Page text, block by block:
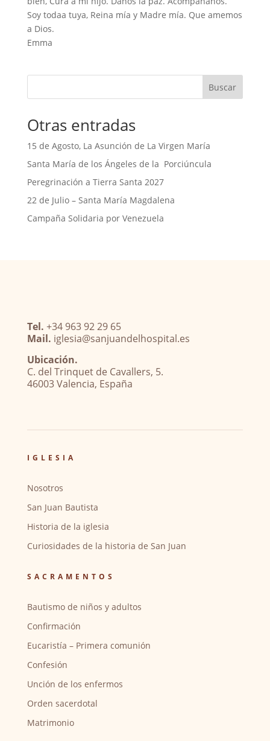
Soy todaa tuya, Reina mía y Madre mía. Que amemos
a Dios.
Emma
Buscar
Otras entradas
15 de Agosto, La Asunción de La Virgen María
Santa María de los Ángeles de la Porciúncula
Peregrinación a Tierra Santa 2027
22 de Julio – Santa María Magdalena
Campaña Solidaria por Venezuela
Tel. +34 963 92 29 65
Mail. iglesia@sanjuandelhospital.es
Ubicación.
C. del Trinquet de Cavallers, 5.
46003 Valencia, España
IGLESIA
Nosotros
San Juan Bautista
Historia de la iglesia
Curiosidades de la historia de San Juan
SACRAMENTOS
Bautismo de niños y adultos
Confirmación
Eucaristía – Primera comunión
Confesión
Unción de los enfermos
Orden sacerdotal
Matrimonio